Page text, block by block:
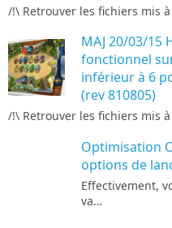
/!\ Retrouver les fichiers mis
MAJ 20/03/15
fonctionnel
inférieur à 6
(rev 810805)
/!\ Retrouver les fichiers mis
Optimisation
options de
Effectivement,
va…